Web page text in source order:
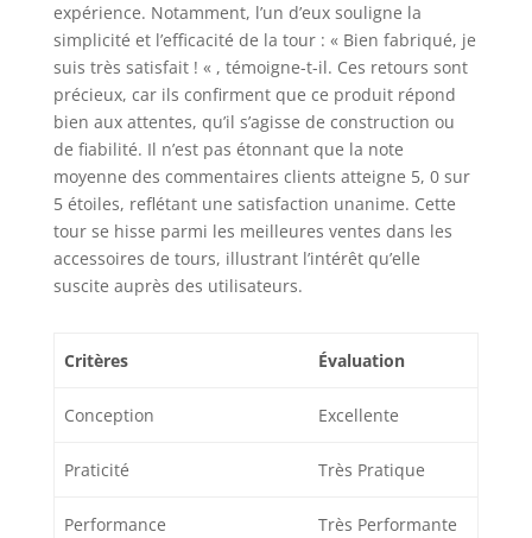
expérience. Notamment, l’un d’eux souligne la
simplicité et l’efficacité de la tour : « Bien fabriqué, je
suis très satisfait ! « , témoigne-t-il. Ces retours sont
précieux, car ils confirment que ce produit répond
bien aux attentes, qu’il s’agisse de construction ou
de fiabilité. Il n’est pas étonnant que la note
moyenne des commentaires clients atteigne 5, 0 sur
5 étoiles, reflétant une satisfaction unanime. Cette
tour se hisse parmi les meilleures ventes dans les
accessoires de tours, illustrant l’intérêt qu’elle
suscite auprès des utilisateurs.
Critères Évaluation
Conception Excellente
Praticité Très Pratique
Performance Très Performante